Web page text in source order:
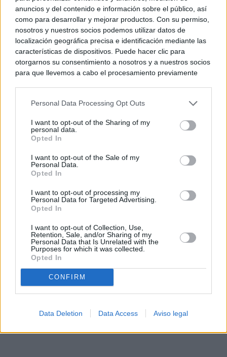
anuncios y del contenido e información sobre el público, así
como para desarrollar y mejorar productos. Con su permiso,
nosotros y nuestros socios podemos utilizar datos de
localización geográfica precisa e identificación mediante las
características de dispositivos. Puede hacer clic para
otorgarnos su consentimiento a nosotros y a nuestros socios
para que llevemos a cabo el procesamiento previamente
negar su consentimiento. Tenga en cuenta que algún
de su consentimiento, pero usted tiene el derecho de
rechazar tal procesamiento. Sus preferencias se aplicarán
cualquier momento entrando de nuevo en este sitio web o
visitando nuestra política de privacidad.
Personal Data Processing Opt Outs
I want to opt-out of the Sharing of my
personal data.
Opted In
I want to opt-out of the Sale of my
Personal Data.
Opted In
I want to opt-out of processing my
Personal Data for Targeted Advertising.
Opted In
I want to opt-out of Collection, Use,
Retention, Sale, and/or Sharing of my
Personal Data that Is Unrelated with the
Purposes for which it was collected.
Opted In
CONFIRM
Data Deletion Data Access Aviso legal